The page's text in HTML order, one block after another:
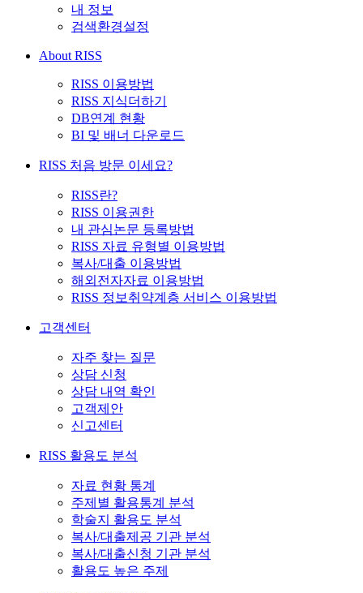
내 정보
검색환경설정
About RISS
RISS 이용방법
RISS 지식더하기
DB연계 현황
BI 및 배너 다운로드
RISS 처음 방문 이세요?
RISS란?
RISS 이용권한
내 관심논문 등록방법
RISS 자료 유형별 이용방법
복사/대출 이용방법
해외전자자료 이용방법
RISS 정보취약계층 서비스 이용방법
고객센터
자주 찾는 질문
상담 신청
상담 내역 확인
고객제안
신고센터
RISS 활용도 분석
자료 현황 통계
주제별 활용통계 분석
학술지 활용도 분석
복사/대출제공 기관 분석
복사/대출신청 기관 분석
활용도 높은 주제